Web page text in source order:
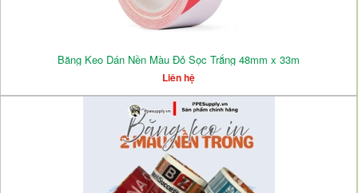
Băng Keo Dán Nền Màu Đỏ Sọc Trắng 48mm x 33m
Liên hệ